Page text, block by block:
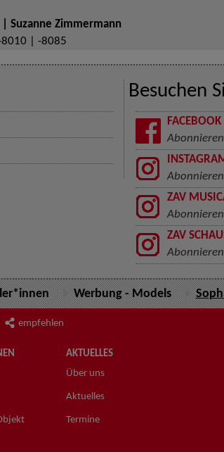
Suzanne Zimmermann
| -8085
Besuchen
FACEBOOK
Abonnieren
Abonnieren
ZAV
Abonnieren
ZAV
Abonnieren
Werbung - Models
empfehlen
AKTUELLES
Über uns
Aktuelles
Termine